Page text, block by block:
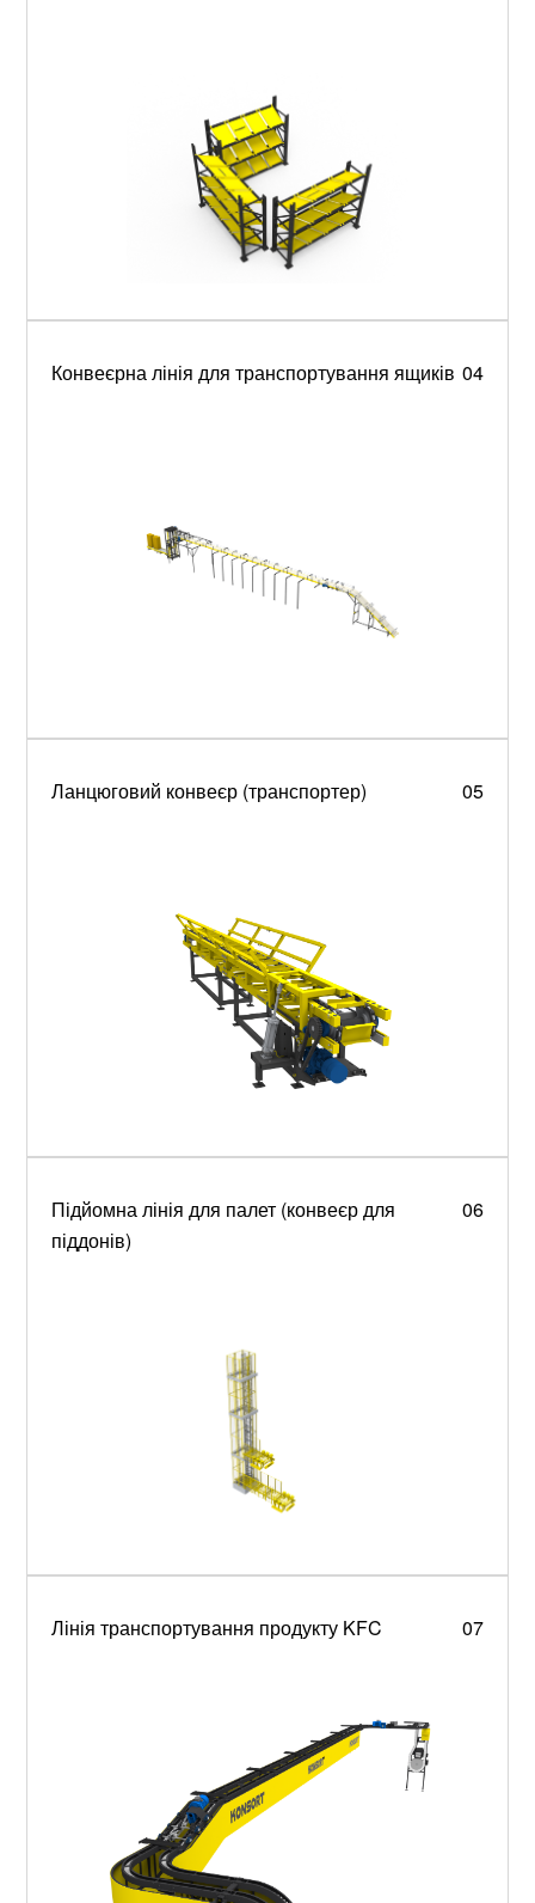
Конвеєрна лінія для транспортування ящиків 04
Ланцюговий конвеєр (транспортер) 05
Підйомна лінія для палет (конвеєр для
піддонів)
06
Лінія транспортування продукту KFC 07